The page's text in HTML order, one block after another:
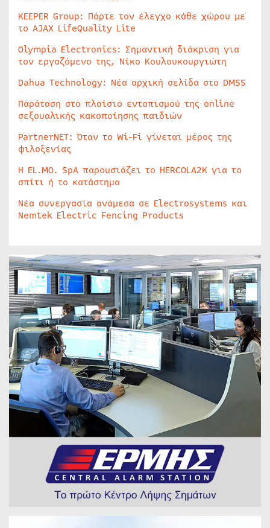
KEEPER Group: Πάρτε τον έλεγχο κάθε χώρου με
το AJAX LifeQuality Lite
Olympia Electronics: Σημαντική διάκριση για
τον εργαζόμενο της, Νίκο Κουλουκουργιώτη
Dahua Technology: Νέα αρχική σελίδα στο DMSS
Παράταση στο πλαίσιο εντοπισμού της online
σεξουαλικής κακοποίησης παιδιών
PartnerNET: Όταν το Wi-Fi γίνεται μέρος της
φιλοξενίας
Η EL.MO. SpA παρουσιάζει το HERCOLA2K για το
σπίτι ή το κατάστημα
Νέα συνεργασία ανάμεσα σε Electrosystems και
Nemtek Electric Fencing Products